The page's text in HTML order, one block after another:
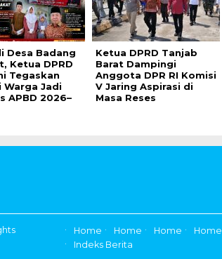
Desa Badang
Ketua DPRD
Tegaskan
Warga Jadi
APBD 2026–
Ketua DPRD Tanjab
Barat Dampingi
Anggota DPR RI Komisi
V Jaring Aspirasi di
Masa Reses
Home Home Home Home
Indeks Berita